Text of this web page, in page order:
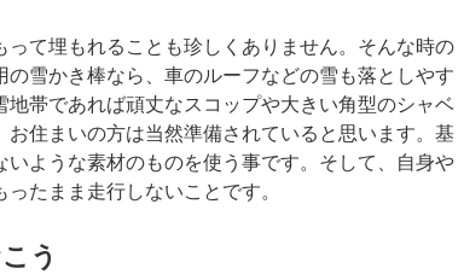
て埋もれることも珍しくありません。そんな時の
雪かき棒なら、車のルーフなどの雪も落としやす
帯であれば頑丈なスコップや大きい角型のシャベ
住まいの方は当然準備されていると思います。基
ような素材のものを使う事です。そして、自身や
たまま走行しないことです。
う